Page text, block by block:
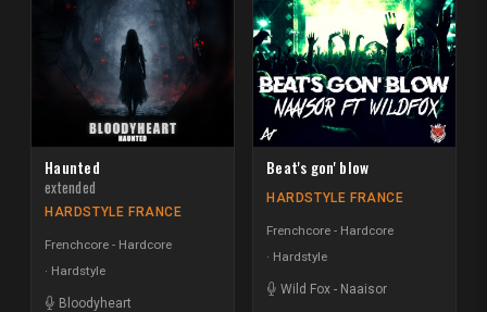
Haunted
extended
HARDSTYLE FRANCE
Frenchcore - Hardcore
Hardstyle
Bloodyheart
Beat's gon' blow
HARDSTYLE FRANCE
Frenchcore - Hardcore
Hardstyle
Wild Fox - Naaisor